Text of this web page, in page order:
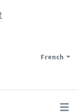
French